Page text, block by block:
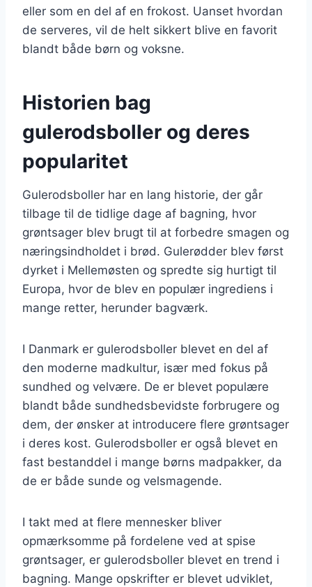
eller som en del af en frokost. Uanset hvordan
de serveres, vil de helt sikkert blive en favorit
blandt både børn og voksne.
Historien bag
gulerodsboller og deres
popularitet
Gulerodsboller har en lang historie, der går
tilbage til de tidlige dage af bagning, hvor
grøntsager blev brugt til at forbedre smagen og
næringsindholdet i brød. Gulerødder blev først
dyrket i Mellemøsten og spredte sig hurtigt til
Europa, hvor de blev en populær ingrediens i
mange retter, herunder bagværk.
I Danmark er gulerodsboller blevet en del af
den moderne madkultur, især med fokus på
sundhed og velvære. De er blevet populære
blandt både sundhedsbevidste forbrugere og
dem, der ønsker at introducere flere grøntsager
i deres kost. Gulerodsboller er også blevet en
fast bestanddel i mange børns madpakker, da
de er både sunde og velsmagende.
I takt med at flere mennesker bliver
opmærksomme på fordelene ved at spise
grøntsager, er gulerodsboller blevet en trend i
bagning. Mange opskrifter er blevet udviklet,